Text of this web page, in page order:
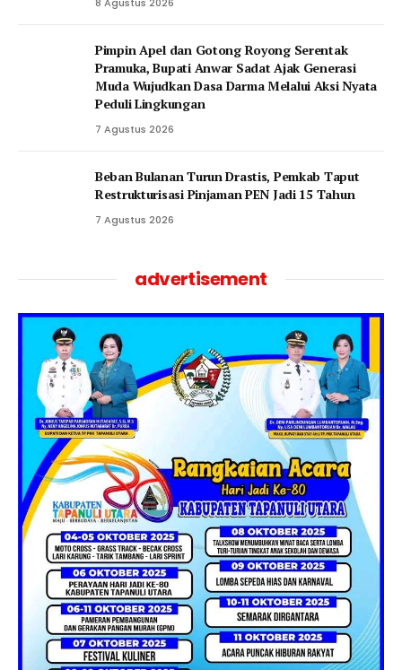
Pimpin Apel dan Gotong Royong Serentak
Pramuka, Bupati Anwar Sadat Ajak Generasi
Muda Wujudkan Dasa Darma Melalui Aksi Nyata
Peduli Lingkungan
7 Agustus 2026
Beban Bulanan Turun Drastis, Pemkab Taput
Restrukturisasi Pinjaman PEN Jadi 15 Tahun‎
7 Agustus 2026
advertisement